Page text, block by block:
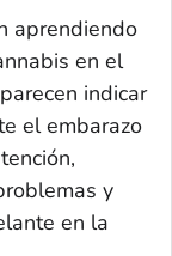
aprendiendo
en el
indicar
el embarazo
y
en la